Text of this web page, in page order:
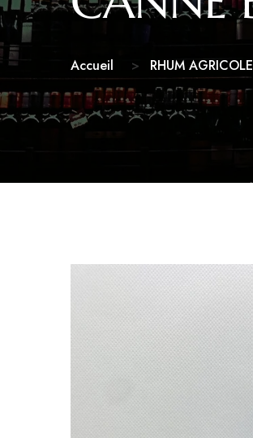
Accueil RHUM